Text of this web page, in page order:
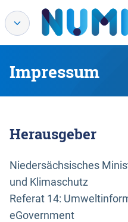
Impressum
Herausgeber
Niedersächsisches
und Klimaschutz
Referat 14:
eGovernment